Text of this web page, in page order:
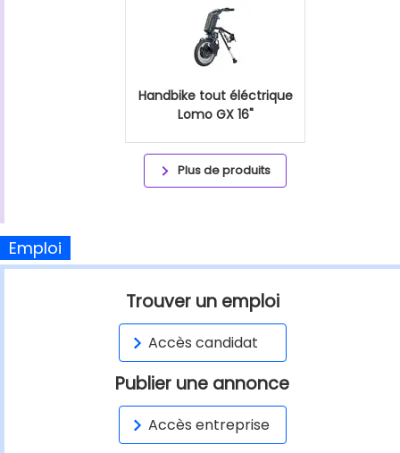
Handbike tout éléctrique
Lomo GX 16"
Plus de produits
Emploi
Trouver un emploi
Accès candidat
Publier une annonce
Accès entreprise